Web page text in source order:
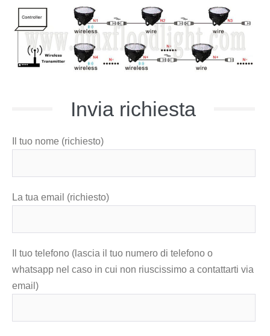
Invia richiesta
Il tuo nome (richiesto)
La tua email (richiesto)
Il tuo telefono (lascia il tuo numero di telefono o
whatsapp nel caso in cui non riuscissimo a contattarti via
email)